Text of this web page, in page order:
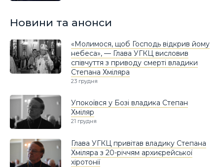
Новини та анонси
«Молимося, щоб Господь відкрив йому
небеса», — Глава УГКЦ висловив
співчуття з приводу смерті владики
Степана Хміляра
23 грудня
Упокоївся у Бозі владика Степан
Хміляр
21 грудня
Глава УГКЦ привітав владику Степана
Хміляра з 20-річчям архиєрейської
хіротонії